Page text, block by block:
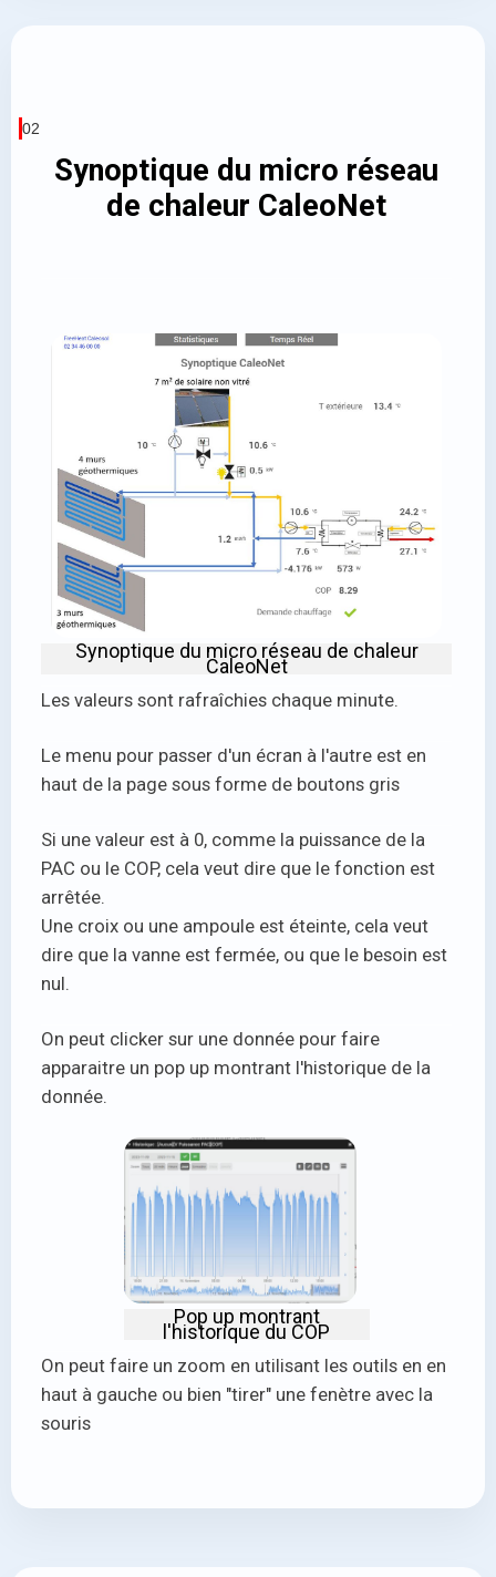
02
Synoptique du micro réseau
de chaleur CaleoNet
Synoptique du micro réseau de chaleur
CaleoNet
Les valeurs sont rafraîchies chaque minute.
Le menu pour passer d'un écran à l'autre est en
haut de la page sous forme de boutons gris
Si une valeur est à 0, comme la puissance de la
PAC ou le COP, cela veut dire que le fonction est
arrêtée.
Une croix ou une ampoule est éteinte, cela veut
dire que la vanne est fermée, ou que le besoin est
nul.
On peut clicker sur une donnée pour faire
apparaitre un pop up montrant l'historique de la
donnée.
Pop up montrant
l'historique du COP
On peut faire un zoom en utilisant les outils en en
haut à gauche ou bien "tirer" une fenètre avec la
souris